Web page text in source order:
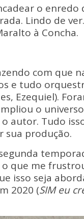
o enredo
Lindo de
à Concha.
com que
e tudo
Ezequiel).
o
autor. Tudo
sua produção.
que me
isso seja
2020 (SIM eu